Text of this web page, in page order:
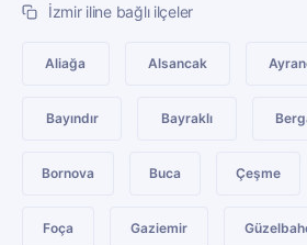
İzmir iline bağlı ilçeler
Aliağa Alsancak
Bayındır Bayraklı
Bornova Buca Çeşme
Foça Gaziemir